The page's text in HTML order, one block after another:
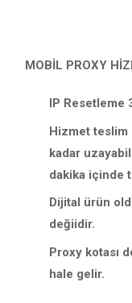
MOBİL PROXY
IP Resetleme
Hizmet teslim
kadar
dakika içinde
Dijital ürün
değiidir.
Proxy kotası
hale gelir.